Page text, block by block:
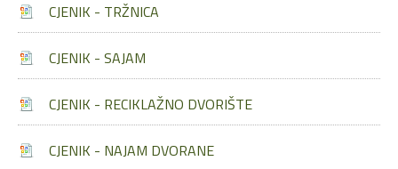
CJENIK - TRŽNICA
CJENIK - SAJAM
CJENIK - RECIKLAŽNO DVORIŠTE
CJENIK - NAJAM DVORANE